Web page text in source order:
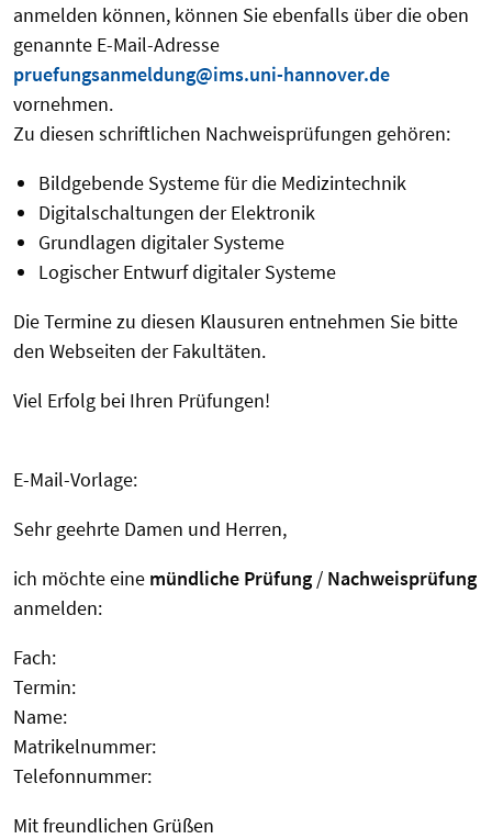
anmelden können, können Sie ebenfalls über die oben
genannte E-Mail-Adresse
pruefungsanmeldung@ims.uni-hannover.de
vornehmen.
Zu diesen schriftlichen Nachweisprüfungen gehören:
Bildgebende Systeme für die Medizintechnik
Digitalschaltungen der Elektronik
Grundlagen digitaler Systeme
Logischer Entwurf digitaler Systeme
Die Termine zu diesen Klausuren entnehmen Sie bitte
den Webseiten der Fakultäten.
Viel Erfolg bei Ihren Prüfungen!
E-Mail-Vorlage:
Sehr geehrte Damen und Herren,
ich möchte eine mündliche Prüfung / Nachweisprüfung
anmelden:
Fach:
Termin:
Name:
Matrikelnummer:
Telefonnummer:
Mit freundlichen Grüßen